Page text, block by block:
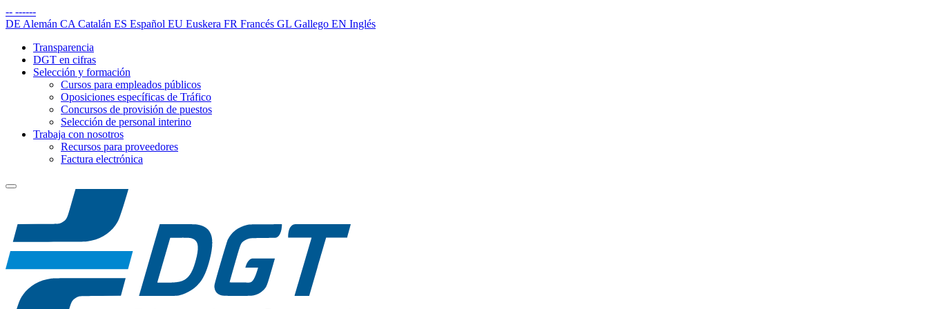
-- ------
DE Alemán CA Catalán ES Español EU Euskera FR Francés GL Gallego EN Inglés
Transparencia
DGT en cifras
Selección y formación
Cursos para empleados públicos
Oposiciones específicas de Tráfico
Concursos de provisión de puestos
Selección de personal interino
Trabaja con nosotros
Recursos para proveedores
Factura electrónica